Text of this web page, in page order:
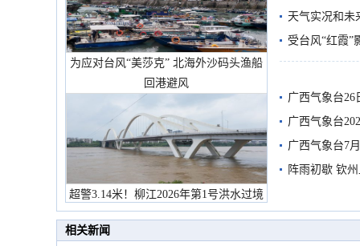
为应对台风“美莎克” 北海外沙码头渔船
回港避风
超警3.14米！柳江2026年第1号洪水过境
市民在堤岸见证汛况
天气实况和未
受台风“红霞”
有较强降雨
广西气象台26
广西气象台
预警
广西气象台7
阵雨初歇 钦
相关新闻